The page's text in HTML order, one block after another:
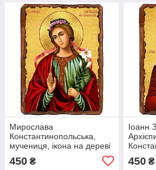
Мирослава
Константинопольська,
мучениця, ікона на дереві
450 ₴
Іоанн
450₴